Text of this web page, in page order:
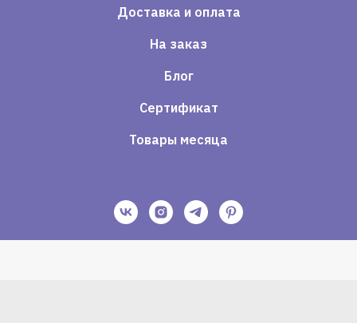
Доставка и оплата
На заказ
Блог
Сертификат
Товары месяца